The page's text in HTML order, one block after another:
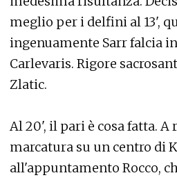
meglio per i delfini al 13',
ingenuamente Sarr falcia
Carlevaris. Rigore
Zlatic.
Al 20', il pari è cosa fatta. A
marcatura su un centro di
all'appuntamento Rocco,